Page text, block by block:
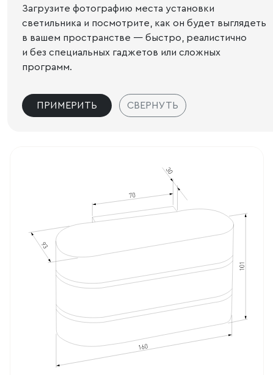
Загрузите фотографию места установки
светильника и посмотрите, как он будет выглядеть
в вашем пространстве — быстро, реалистично
и без специальных гаджетов или сложных
программ.
ПРИМЕРИТЬ СВЕРНУТЬ